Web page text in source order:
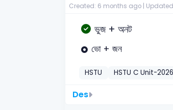
Created: 6 months ago |
ভুজ + অনট
ভো + জন
HSTU HSTU C Unit-2026
Des